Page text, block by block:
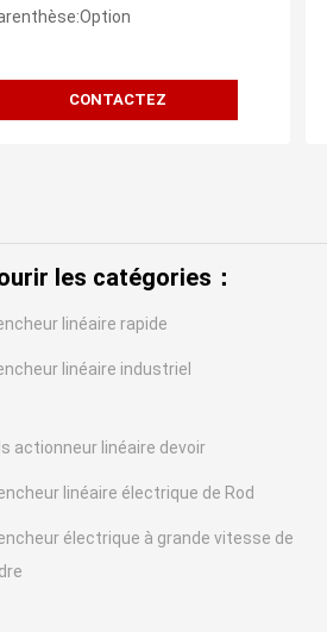
CONTACTEZ
les catégories：
linéaire rapide
linéaire industriel
actionneur linéaire devoir
linéaire électrique de Rod
électrique à grande vitesse de